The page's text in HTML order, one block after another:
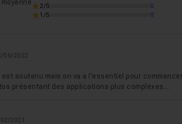
de Vue
24m31
2/5
0
1/5
0
06/2022
soutenu mais on va a l'essentiel pour
présentant des applications plus complexes...
2021